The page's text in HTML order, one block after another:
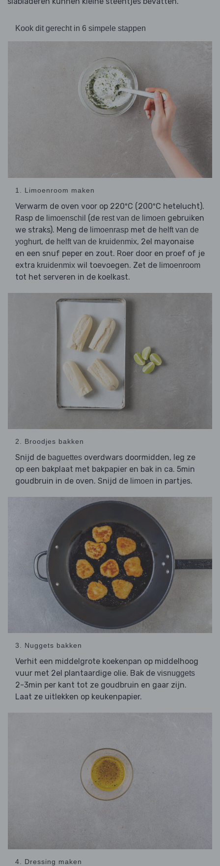
Kook dit gerecht in 6 simpele stappen
1. Limoenroom maken
Verwarm de oven voor op 220ºC (200ºC hetelucht).
Rasp de limoenschil (de rest van de limoen gebruiken
we straks). Meng de limoenrasp met de helft van de
yoghurt, de helft van de kruidenmix, 2el mayonaise
en een snuf peper en zout. Roer door en proef of je
extra kruidenmix wil toevoegen. Zet de limoenroom
tot het serveren in de koelkast.
2. Broodjes bakken
Snijd de baguettes overdwars doormidden, leg ze
op een bakplaat met bakpapier en bak in ca. 5min
goudbruin in de oven. Snijd de limoen in partjes.
3. Nuggets bakken
Verhit een middelgrote koekenpan op middelhoog
vuur met 2el plantaardige olie. Bak de visnuggets
2-3min per kant tot ze goudbruin en gaar zijn.
Laat ze uitlekken op keukenpapier.
4. Dressing maken